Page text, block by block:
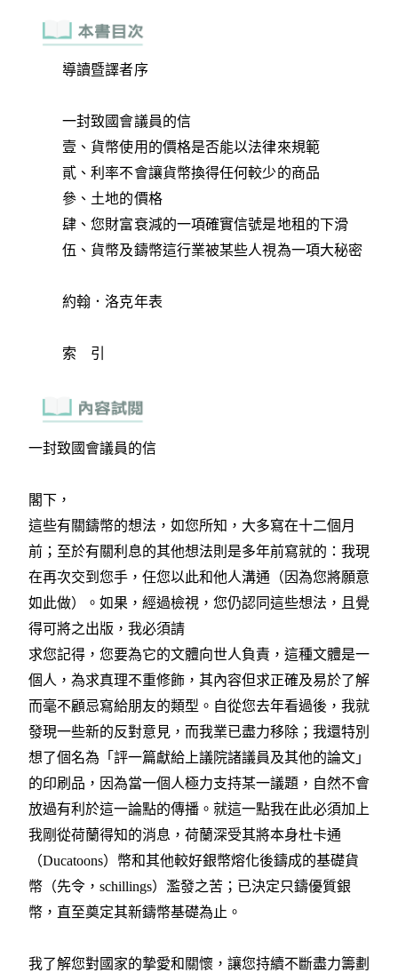
導讀暨譯者序
一封致國會議員的信
壹、貨幣使用的價格是否能以法律來規範
貳、利率不會讓貨幣換得任何較少的商品
參、土地的價格
肆、您財富衰減的一項確實信號是地租的下滑
伍、貨幣及鑄幣這行業被某些人視為一項大秘密
約翰．洛克年表
索 引